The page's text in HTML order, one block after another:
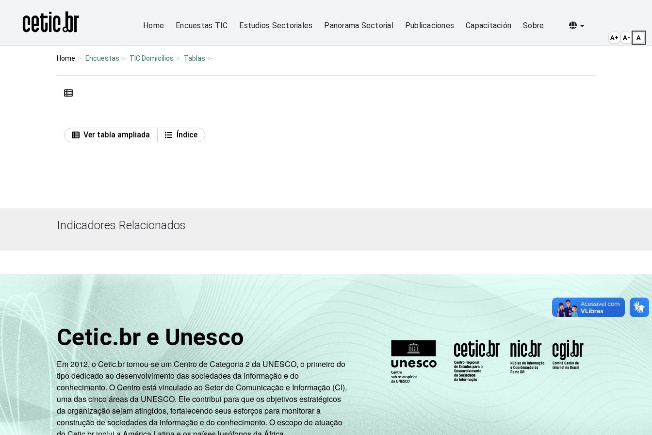
Página inicial
Home Encuestas TIC Estudios Sectoriales Panorama Sectorial Publicaciones Capacitación Sobre Selecionar idioma
Home Encuestas TIC Domicílios Tablas
Ver tabla ampliada Índice
Indicadores Relacionados
Cetic.br e Unesco
Em 2012, o Cetic.br tornou-se um Centro de Categoria 2 da UNESCO, o primeiro do
tipo dedicado ao desenvolvimento das sociedades da informação e do
conhecimento. O Centro está vinculado ao Setor de Comunicação e Informação (CI),
uma das cinco áreas da UNESCO. Ele contribui para que os objetivos estratégicos
da organização sejam atingidos, fortalecendo seus esforços para monitorar a
construção de sociedades da informação e do conhecimento. O escopo de atuação
A+ A- A